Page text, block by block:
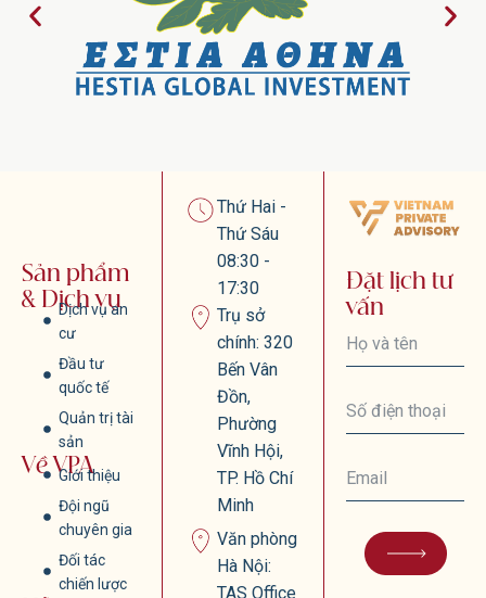
Sản phẩm
& Dịch vụ
Dịch vụ an
cư
Đầu tư
quốc tế
Quản trị tài
sản
Về VPA
Giới thiệu
Đội ngũ
chuyên gia
Đối tác
chiến lược
Thứ Hai -
Thứ Sáu
08:30 -
17:30
Trụ sở
chính: 320
Bến Vân
Đồn,
Phường
Vĩnh Hội,
TP. Hồ Chí
Minh
Văn phòng
Hà Nội:
TAS Office
Đặt lịch tư
vấn